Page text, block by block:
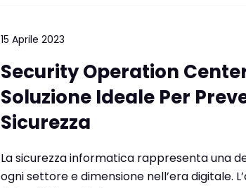
15 Aprile 2023
Security Operation
Soluzione Ideale Per
Sicurezza
La sicurezza informatica rappresenta una
ogni settore e dimensione nell’era digitale.